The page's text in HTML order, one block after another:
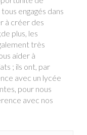
engagés dans
à créer des
plus, les
très
aider à
; ils ont, par
avec un lycée
pour nous
avec nos